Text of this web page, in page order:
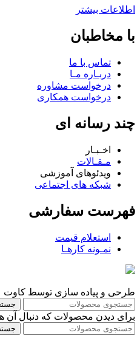
اطلاعات بیشتر
با مخاطبان
تماس با ما
دربـاره مـا
درخواست مشاوره
درخواست همکاری
چند رسانه ای
اخـبـار
مـقـالات
ویدئوهای آموزشی
شبکه های اجتماعی
فهرست سفارشی
استعلام قیمت
نمـونه کارهـا
طرحی و پیاده سازی توسط کاوت
برای دیدن محصولات که دنبال آن